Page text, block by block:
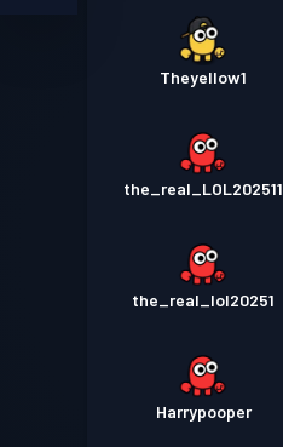
Theyellow1
the_real_LOL202511
the_real_lol20251
Harrypooper